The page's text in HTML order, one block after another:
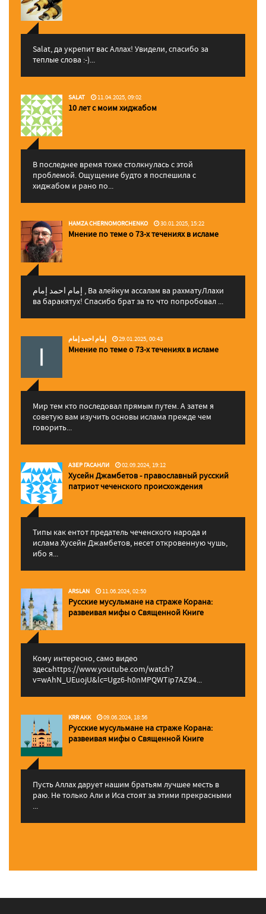
Salat, да укрепит вас Аллаx! Увидели, спасибо за
теплые слова :-)...
SALAT 11.04.2025, 09:02
10 лет с моим хиджабом
В последнее время тоже столкнулась с этой
проблемой. Ощущение будто я поспешила с
хиджабом и рано по...
HAMZA CHERNOMORCHENKO 30.01.2025, 15:22
Мнение по теме о 73-х течениях в исламе
إمام احمد إمام , Ва алейкум ассалам ва рахматуЛлахи
ва баракятух! Спасибо брат за то что попробовал ...
إمام احمد إمام 29.01.2025, 00:43
Мнение по теме о 73-х течениях в исламе
Мир тем кто последовал прямым путем. А затем я
советую вам изучить основы ислама прежде чем
говорить...
АЗЕР ГАСАНЛИ 02.09.2024, 19:12
Хусейн Джамбетов - православный русский
патриот чеченского происхождения
Типы как ентот предатель чеченского народа и
ислама Хусейн Джамбетов, несет откровенную чушь,
ибо я...
ARSLAN 11.06.2024, 02:50
Русские мусульмане на страже Корана:
pазвеивая мифы о Священной Книге
Кому интересно, само видео
здесьhttps://www.youtube.com/watch?
v=wAhN_UEuojU&lc=Ugz6-h0nMPQWTip7AZ94...
KRR AKK 09.06.2024, 18:56
Русские мусульмане на страже Корана:
pазвеивая мифы о Священной Книге
Пусть Аллах дарует нашим братьям лучшее месть в
раю. Не только Али и Иса стоят за этими прекрасными
...